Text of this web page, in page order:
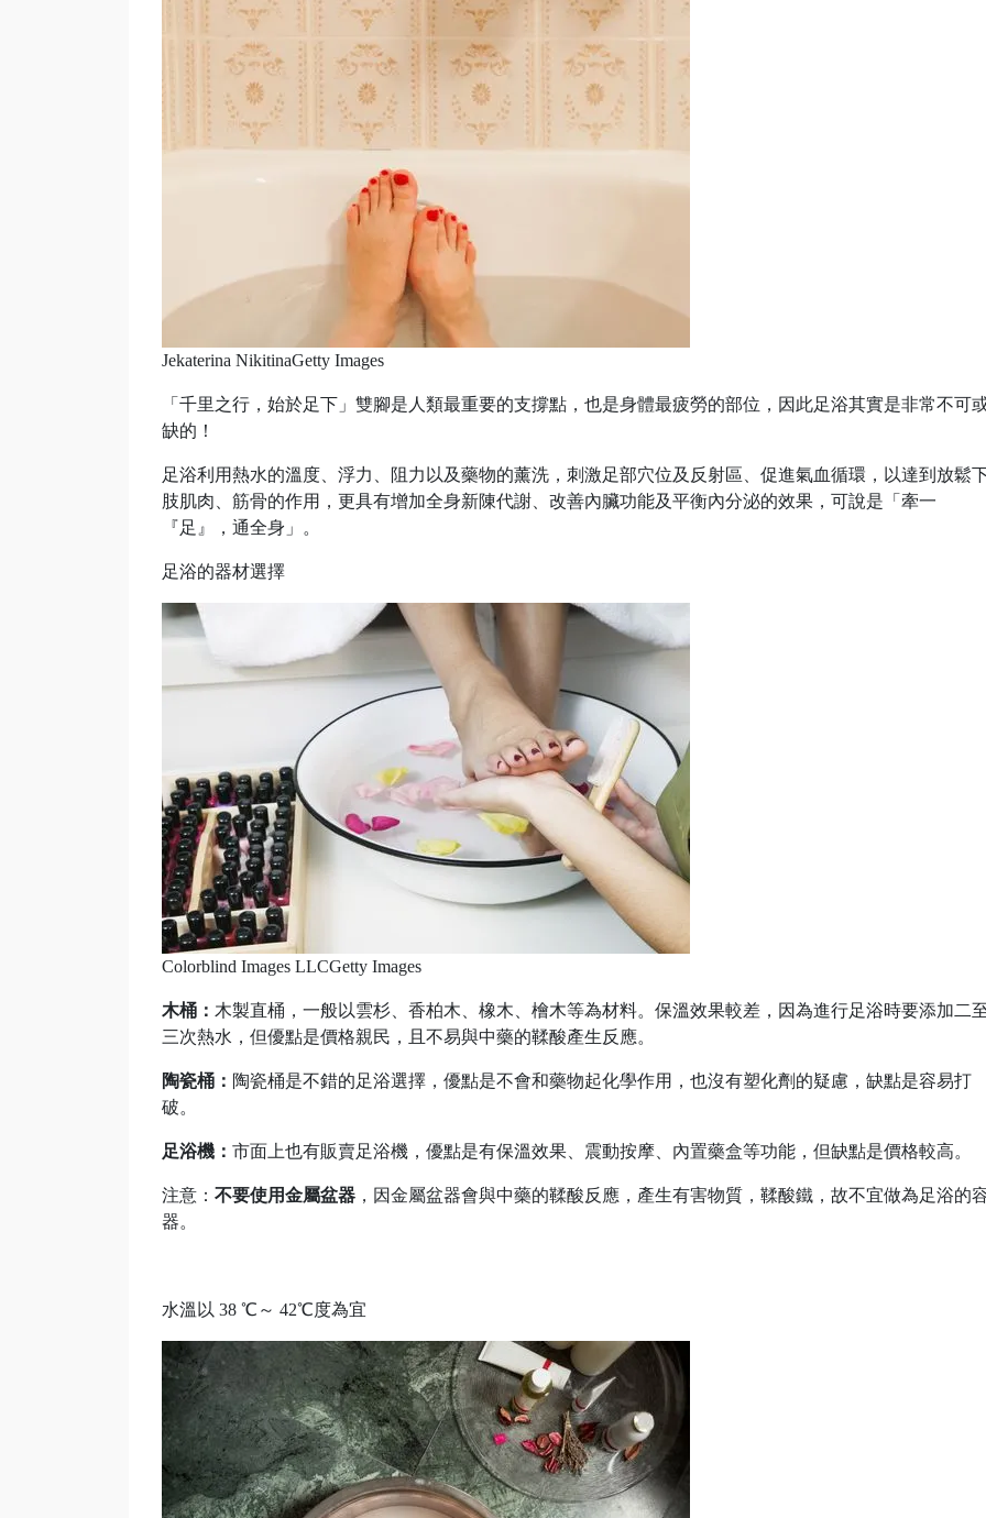
Jekaterina NikitinaGetty Images
「千里之行，始於足下」雙腳是人類最重要的支撐點，也是身體最疲勞的部位，因此足浴其實是非常不可
缺的！
足浴利用熱水的溫度、浮力、阻力以及藥物的薰洗，刺激足部穴位及反射區、促進氣血循環，以達到放鬆
肢肌肉、筋骨的作用，更具有增加全身新陳代謝、改善內臟功能及平衡內分泌的效果，可說是「牽一
『足』，通全身」。
足浴的器材選擇
Colorblind Images LLCGetty Images
木桶： 木製直桶，一般以雲杉、香柏木、橡木、檜木等為材料。保溫效果較差，因為進行足浴時要添加二
三次熱水，但優點是價格親民，且不易與中藥的鞣酸產生反應。
陶瓷桶： 陶瓷桶是不錯的足浴選擇，優點是不會和藥物起化學作用，也沒有塑化劑的疑慮，缺點是容易打
破。
足浴機： 市面上也有販賣足浴機，優點是有保溫效果、震動按摩、內置藥盒等功能，但缺點是價格較高。
注意： 不要使用金屬盆器 ，因金屬盆器會與中藥的鞣酸反應，產生有害物質，鞣酸鐵，故不宜做為足浴的
器。
水溫以 38 ℃～ 42℃度為宜